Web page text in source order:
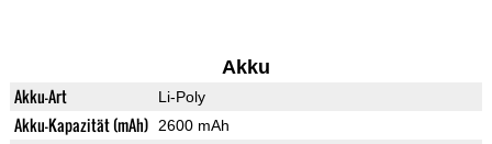
Akku
Akku-Art Li-Poly
Akku-Kapazität (mAh) 2600 mAh